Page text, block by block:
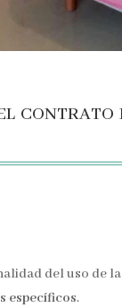
del uso de
específicos.